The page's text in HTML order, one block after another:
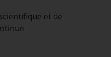
et de